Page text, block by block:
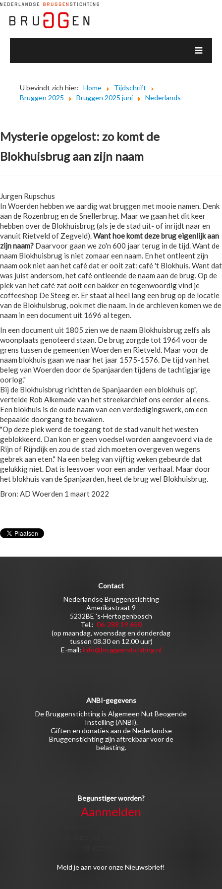
U bevindt zich hier: Home
Tijdschrift
Bruggen 2025
Bruggen 2025 juni Nederlands
Mysterie opgelost: zo komt de
Blokhuisbrug aan zijn naam
Jurgen Rupschus
In Woerden hebben we aardig wat bruggen met mooie namen. Denk
aan de Rozenbrug en de Snellerbrug. Maar we gaan het dit keer
hebben over de Blokhuisbrug (als je de stad uit- of inrijdt naar en
vanuit Rietveld of Zegveld).Want hoe komt deze brug eigenlijk aan
zijn naam? Daarvoor gaan we zo'n 600 jaar terug in de tijd. Want de
naam Blokhuisbrug is niet zomaar een naam. En het ontleent zijn
naam ook niet aan het café dat er ooit zat: café 't Blokhuis. Want dat
was juist andersom, het café ontleende de naam aan de brug. Op de
plek van het café zat ooit een bakker en tegenwoordig vind je
coffeeshop De Steeg er. Er staat al heel lang een brug op de locatie
van de Blokhuisbrug, ook met die naam. In de archieven komen we de
naam in een document uit 1696 al tegen.
In een document uit 1805 zien we de naam Blokhuisbrug zelfs als
woonplaats genoteerd staan. De brug zorgde tot 1964 voor de
grens tussen de gemeenten Woerden en Rietveld. Maar voor de
naam blokhuis gaan we naar het jaar 1575-1576. De tijd van het
beleg van Woerden door de Spanjaarden tijdens de tachtigjarige
oorlog."
Bij de Blokhuisbrug richtten de Spanjaarden een blokhuis op",
vertelde Rob Alkemade van het streekarchief ons eerder al eens.
Een blokhuis is de oude naam van een verdedigingswerk, om een
bepaalde doorgang te bewaken.
"Op deze plek werd de toegang tot de stad vanuit het westen
geblokkeerd. Dan kon er geen voedsel worden aangevoerd via de
Rijn of Rijndijk en zou de stad zich moeten overgeven wegens
gebrek aan eten." Na een beleg van vijftig weken gebeurde dat
gelukkig niet. Dat is leesvoer voor een ander verhaal. Maar door
het blokhuis van de Spanjaarden, heet de brug wel Blokhuisbrug.
Bron: AD Woerden 1 maart 2022
Contact
Nederlandse Bruggenstichting
Amerikastraat 9
5232BE 's-Hertogenbosch
Tel.: 06-288 19 650
(op maandag, woensdag en donderdag
tussen 08.30 en 12.00 uur)
E-mail: info@bruggenstichting.nl
ANBI-gegevens
De Bruggenstichting is Algemeen Nut Beogende
Instelling (ANBI).
Giften en donaties aan de Nederlandse
Bruggenstichting zijn aftrekbaar voor de
belasting.
Begunstiger worden?
Aanmelden
Meld je aan voor onze Nieuwsbrief!